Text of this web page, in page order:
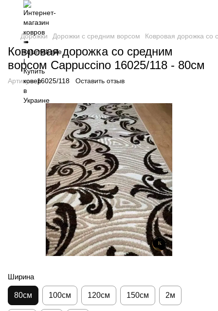
Дорожки Дорожки с средним ворсом Ковровая дорожка со
Ковровая дорожка со средним
ворсом Cappuccino 16025/118 - 80см
Артикул:16025/118 Оставить отзыв
Ширина
80см 100см 120см 150см 2м